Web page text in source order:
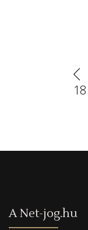
18
A Net-jog.hu